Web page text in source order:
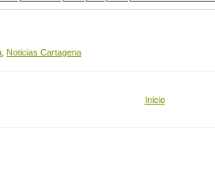
Noticias Cartagena
Inicio